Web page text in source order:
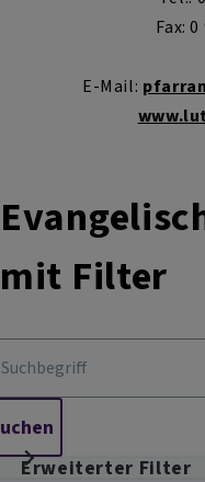
Fax:
E-Mail:
mit Filter
Erweiterter Filter